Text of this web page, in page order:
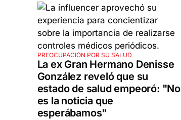
PREOCUPACIÓN POR SU SALUD
La ex Gran Hermano Denisse
González reveló que su
estado de salud empeoró: "No
es la noticia que
esperábamos"